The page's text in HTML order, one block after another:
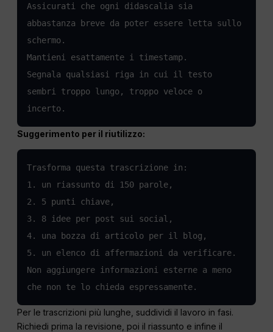
Assicurati che ogni didascalia sia
abbastanza breve da poter essere letta sullo
schermo.
Mantieni esattamente i timestamp.
Segnala qualsiasi riga in cui il testo
sembri troppo lungo, troppo veloce o
incerto.
Suggerimento per il riutilizzo:
Trasforma questa trascrizione in:
1. un riassunto di 150 parole,
2. 5 punti chiave,
3. 8 idee per post sui social,
4. una bozza di articolo per il blog,
5. un elenco di affermazioni da verificare.
Non aggiungere informazioni esterne a meno
che non te lo chieda espressamente.
Per le trascrizioni più lunghe, suddividi il lavoro in fasi.
Richiedi prima la revisione, poi il riassunto e infine il